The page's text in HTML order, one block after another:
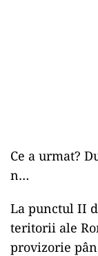
Ce a urmat?
n…
La punctul II
teritorii ale
provizorie